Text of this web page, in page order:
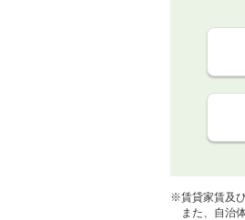
※賃貸家賃及
また、自治